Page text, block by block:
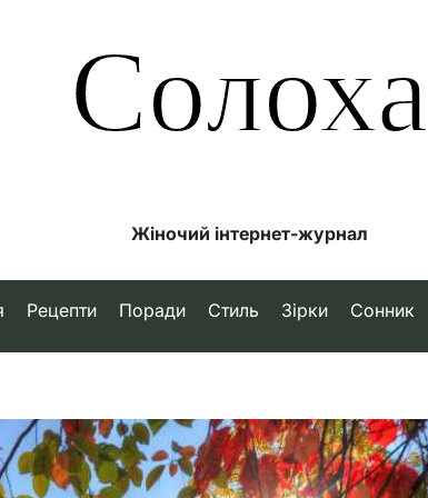
Солоха
Жіночий інтернет-журнал
Рецепти Поради Стиль Зірки Сонник